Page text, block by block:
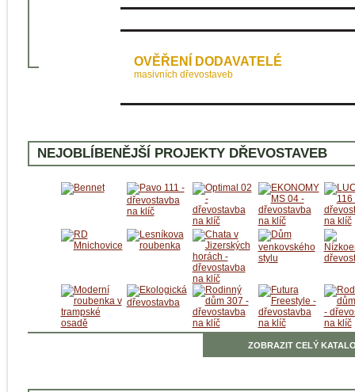
OVĚŘENÍ DODAVATELÉ
masivních dřevostaveb
NEJOBLÍBENĚJŠÍ PROJEKTY DŘEVOSTAVEB
ZOBRAZIT CELÝ